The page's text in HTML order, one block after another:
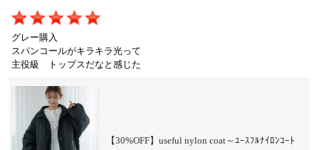
グレー購入
スパンコールがキラキラ光って
主役級 トップスだなと感じた
【30%OFF】useful nylon coat～ﾕｰｽﾌﾙﾅｲﾛﾝｺｰﾄ